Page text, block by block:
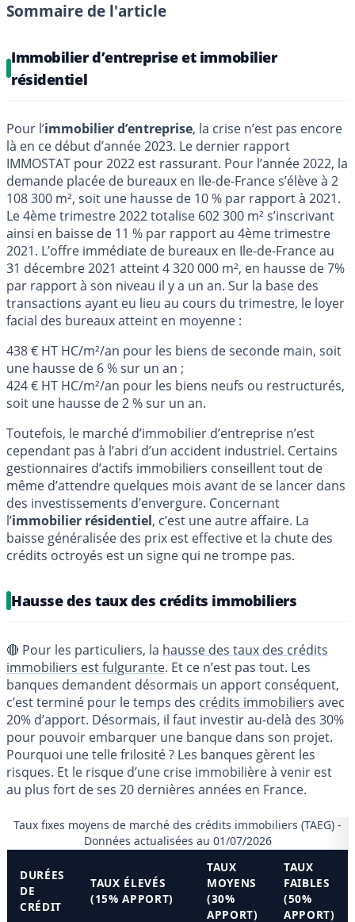
Sommaire de l'article
Immobilier d’entreprise et immobilier
résidentiel
Pour l’immobilier d’entreprise, la crise n’est pas encore
là en ce début d’année 2023. Le dernier rapport
IMMOSTAT pour 2022 est rassurant. Pour l’année 2022, la
demande placée de bureaux en Ile-de-France s’élève à 2
108 300 m², soit une hausse de 10 % par rapport à 2021.
Le 4ème trimestre 2022 totalise 602 300 m² s’inscrivant
ainsi en baisse de 11 % par rapport au 4ème trimestre
2021. L’offre immédiate de bureaux en Ile-de-France au
31 décembre 2021 atteint 4 320 000 m², en hausse de 7%
par rapport à son niveau il y a un an. Sur la base des
transactions ayant eu lieu au cours du trimestre, le loyer
facial des bureaux atteint en moyenne :
438 € HT HC/m²/an pour les biens de seconde main, soit
une hausse de 6 % sur un an ;
424 € HT HC/m²/an pour les biens neufs ou restructurés,
soit une hausse de 2 % sur un an.
Toutefois, le marché d’immobilier d’entreprise n’est
cependant pas à l’abri d’un accident industriel. Certains
gestionnaires d’actifs immobiliers conseillent tout de
même d’attendre quelques mois avant de se lancer dans
des investissements d’envergure. Concernant
l’immobilier résidentiel, c’est une autre affaire. La
baisse généralisée des prix est effective et la chute des
crédits octroyés est un signe qui ne trompe pas.
Hausse des taux des crédits immobiliers
🔴 Pour les particuliers, la hausse des taux des crédits
immobiliers est fulgurante. Et ce n’est pas tout. Les
banques demandent désormais un apport conséquent,
c’est terminé pour le temps des crédits immobiliers avec
20% d’apport. Désormais, il faut investir au-delà des 30%
pour pouvoir embarquer une banque dans son projet.
Pourquoi une telle frilosité ? Les banques gèrent les
risques. Et le risque d’une crise immobilière à venir est
au plus fort de ses 20 dernières années en France.
Taux fixes moyens de marché des crédits immobiliers (TAEG) -
Données actualisées au 01/07/2026
DURÉES
DE
CRÉDIT
TAUX ÉLEVÉS
(15% APPORT)
TAUX
MOYENS
(30%
APPORT)
TAUX
FAIBLES
(50%
APPORT)